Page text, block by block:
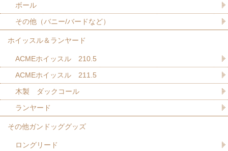
ボール
その他（バニー/バードなど）
ホイッスル＆ランヤード
ACMEホイッスル 210.5
ACMEホイッスル 211.5
木製 ダックコール
ランヤード
その他ガンドッググッズ
ロングリード